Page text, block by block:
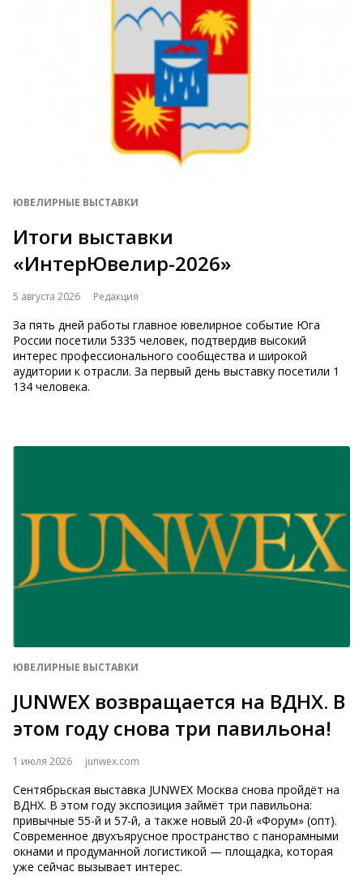
ЮВЕЛИРНЫЕ ВЫСТАВКИ
Итоги выставки
«ИнтерЮвелир-2026»
5 августа 2026 Редакция
За пять дней работы главное ювелирное событие Юга
России посетили 5335 человек, подтвердив высокий
интерес профессионального сообщества и широкой
аудитории к отрасли. За первый день выставку посетили 1
134 человека.
ЮВЕЛИРНЫЕ ВЫСТАВКИ
JUNWEX возвращается на ВДНХ. В
этом году снова три павильона!
1 июля 2026 junwex.com
Сентябрьская выставка JUNWEX Москва снова пройдёт на
ВДНХ. В этом году экспозиция займёт три павильона:
привычные 55-й и 57-й, а также новый 20-й «Форум» (опт).
Современное двухъярусное пространство с панорамными
окнами и продуманной логистикой — площадка, которая
уже сейчас вызывает интерес.